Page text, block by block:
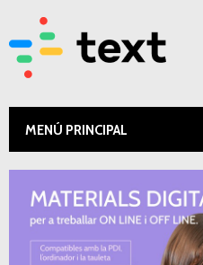
contingut
Esteu aquí